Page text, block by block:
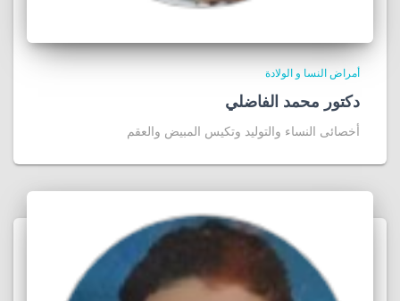
أمراض النسا و الولادة
دكتور محمد الفاضلي
أخصائى النساء والتوليد وتكيس المبيض والعقم